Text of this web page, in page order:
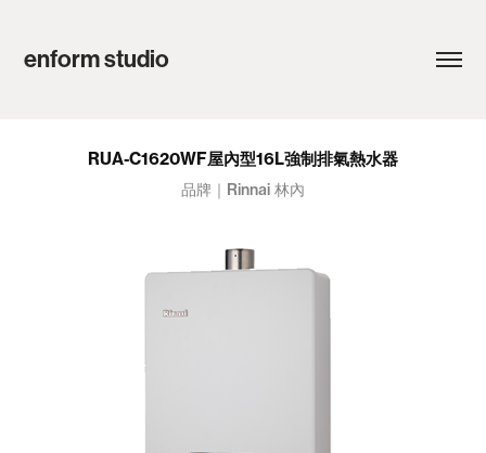
enform studio
RUA-C1620WF屋內型16L強制排氣熱水器
品牌｜Rinnai 林內